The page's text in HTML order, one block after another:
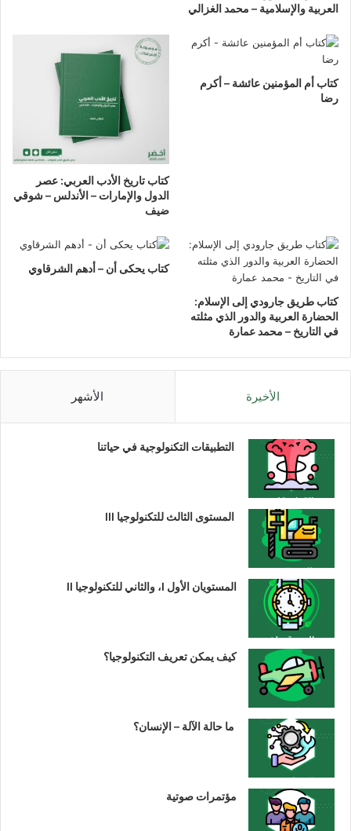
العربية والإسلامية – محمد الغزالي
كتاب أم المؤمنين عائشة – أكرم
رضا
كتاب تاريخ الأدب العربي: عصر
الدول والإمارات – الأندلس – شوقي
ضيف
كتاب طريق جارودي إلى الإسلام:
الحضارة العربية والدور الذي مثلته
في التاريخ – محمد عمارة
كتاب يحكى أن – أدهم الشرقاوي
الأخيرة الأشهر
التطبيقات التكنولوجية في حياتنا
المستوى الثالث للتكنولوجيا III
المستويان الأول I، والثاني للتكنولوجيا II
كيف يمكن تعريف التكنولوجيا؟
ما حالة الآلة – الإنسان؟
مؤتمرات صوتية